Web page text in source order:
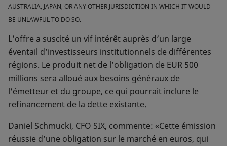
AUSTRALIA, JAPAN, OR ANY OTHER JURISDICTION IN WHICH IT WOULD
BE UNLAWFUL TO DO SO.
L’offre a suscité un vif intérêt auprès d’un large
éventail d’investisseurs institutionnels de différentes
régions. Le produit net de l’obligation de EUR 500
millions sera alloué aux besoins généraux de
l'émetteur et du groupe, ce qui pourrait inclure le
refinancement de la dette existante.
Daniel Schmucki, CFO SIX, commente: «Cette émission
réussie d’une obligation sur le marché en euros, qui